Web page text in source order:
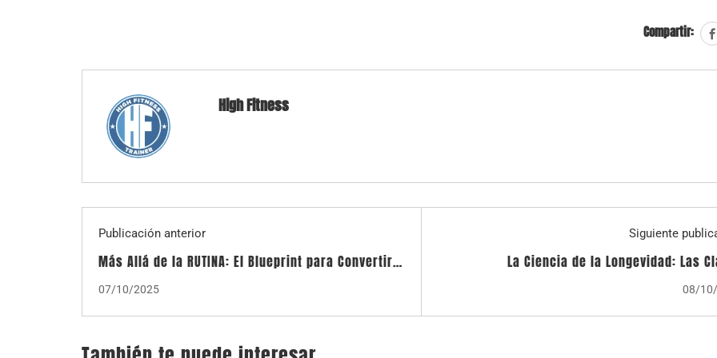
Compartir:
High Fitness
Publicación anterior
Más Allá de la RUTINA: El Blueprint para Convertir
tu Pasión por el Fitness en un Negocio Rentable
07/10/2025
Siguiente
La Ciencia de la Longevidad: Las
Nutricionales para 'Resetear' tu Reloj08/